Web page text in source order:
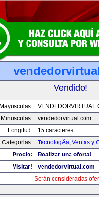
Vendido!
Mayusculas:
Minusculas:
vendedorvirtual.com
Longitud:
15 caracteres
Categorias:
TecnologÃ­a, Ventas y
Precio:
Realizar una oferta!
Visitar!
vendedorvirtual.com
Serán consideradas